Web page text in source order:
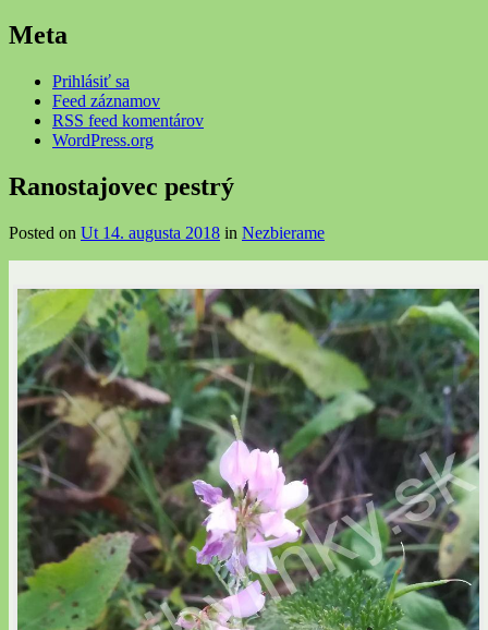
Meta
Prihlásiť sa
Feed záznamov
RSS feed komentárov
WordPress.org
Ranostajovec pestrý
Posted on Ut 14. augusta 2018 in Nezbierame